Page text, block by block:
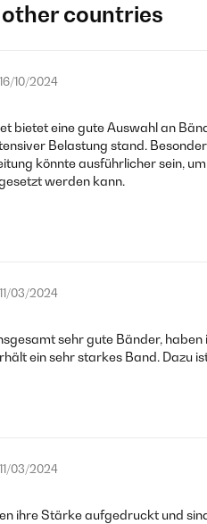
countries
16/10/2024
bietet eine gute Auswahl an
Belastung stand.
könnte ausführlicher sein,
werden kann.
11/03/2024
sehr gute Bänder,
ein sehr starkes Band. Dazu
11/03/2024
ihre Stärke aufgedruckt und